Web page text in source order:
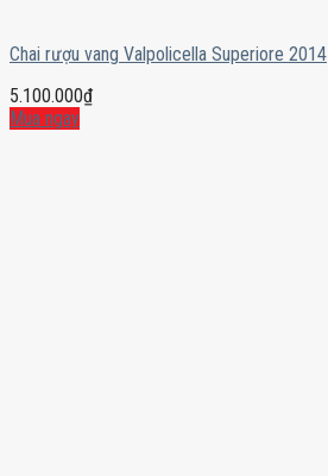
Chai rượu vang Valpolicella Superiore 2014
5.100.000₫
Mua ngay